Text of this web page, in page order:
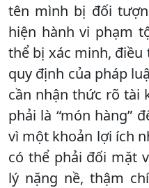
tên mình bị đối
hiện hành vi phạm
thể bị xác minh,
quy định của pháp
cần nhận thức rõ tài
phải là “món hàng”
vì một khoản lợi ích
có thể phải đối mặt
lý nặng nề, thậm